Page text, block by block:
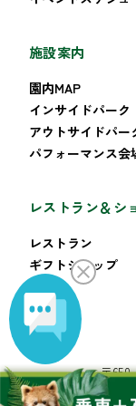
施設案内
園内MAP
インサイドパーク
アウトサイドパー
パフォーマンス会
レストラン＆シ
レストラン
ギフトショップ
〒